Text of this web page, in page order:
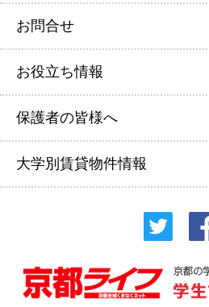
お問合せ
お役立ち情報
保護者の皆様へ
大学別賃貸物件情報